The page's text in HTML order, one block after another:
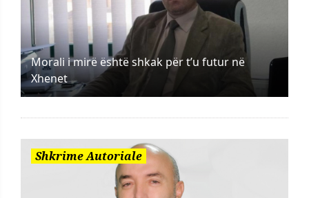
Morali i mirë është shkak për t’u futur në
Xhenet
Shkrime Autoriale